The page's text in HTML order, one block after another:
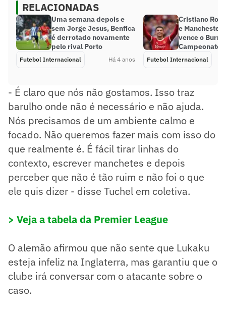
RELACIONADAS
Uma semana depois e
sem Jorge Jesus, Benfica
é derrotado novamente
pelo rival Porto
Futebol Internacional Há 4 anos
Cristiano
e Manchester
vence o
Campeonato
Futebol Internacional
- É claro que nós não gostamos. Isso traz
barulho onde não é necessário e não ajuda.
Nós precisamos de um ambiente calmo e
focado. Não queremos fazer mais com isso do
que realmente é. É fácil tirar linhas do
contexto, escrever manchetes e depois
perceber que não é tão ruim e não foi o que
ele quis dizer - disse Tuchel em coletiva.
> Veja a tabela da Premier League
O alemão afirmou que não sente que Lukaku
esteja infeliz na Inglaterra, mas garantiu que o
clube irá conversar com o atacante sobre o
caso.